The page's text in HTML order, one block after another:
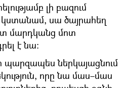
լի բազում
կստանամ, սա ծայրահեղ
մարդկանց մոտ
է նա։
պարզապես ներկայացնում
որը նա մաս–մաս